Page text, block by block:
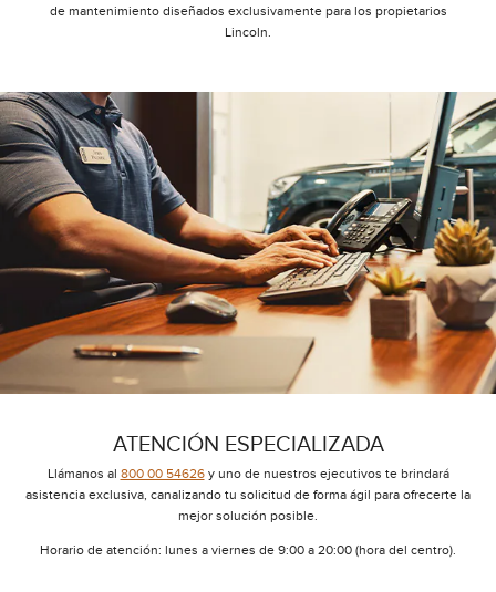
de mantenimiento diseñados exclusivamente para los propietarios
Lincoln.
ATENCIÓN ESPECIALIZADA
Llámanos al 800 00 54626y uno de nuestros ejecutivos te brindará
asistencia exclusiva, canalizando tu solicitud de forma ágil para ofrecerte la
mejor solución posible.
Horario de atención: lunes a viernes de 9:00 a 20:00 (hora del centro).